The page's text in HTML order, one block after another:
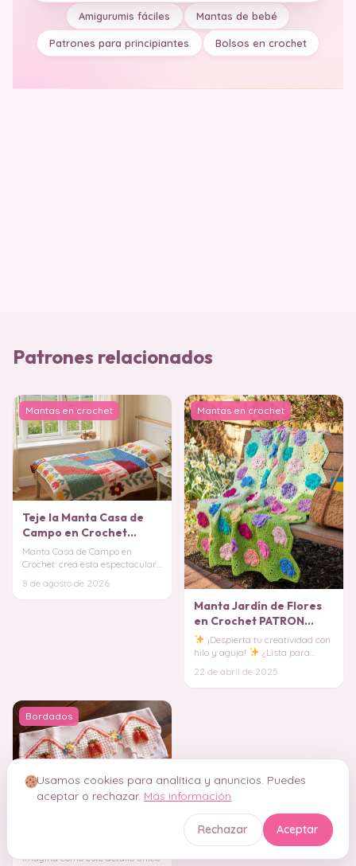
Amigurumis fáciles Mantas de bebé
Patrones para principiantes Bolsos en crochet
Patrones relacionados
Mantas en crochet
Teje la Manta Casa de
Campo en Crochet
(Patron Gratis)
Manta Casa de Campo en
Crochet: crea esta espectacular
idílica escena cam
8 de agosto de 2026
Mantas en crochet
Manta Jardín de Flores
en Crochet PATRON
GRATIS
¡Despierta tu creatividad con
hilo y aguja!
¿Lista para
mundo del c
22 de abril de 2025
Bordados
Imagina cómo este detalle único
Usamos cookies para analítica y anuncios. Puedes
aceptar o rechazar. Más información
Rechazar Aceptar